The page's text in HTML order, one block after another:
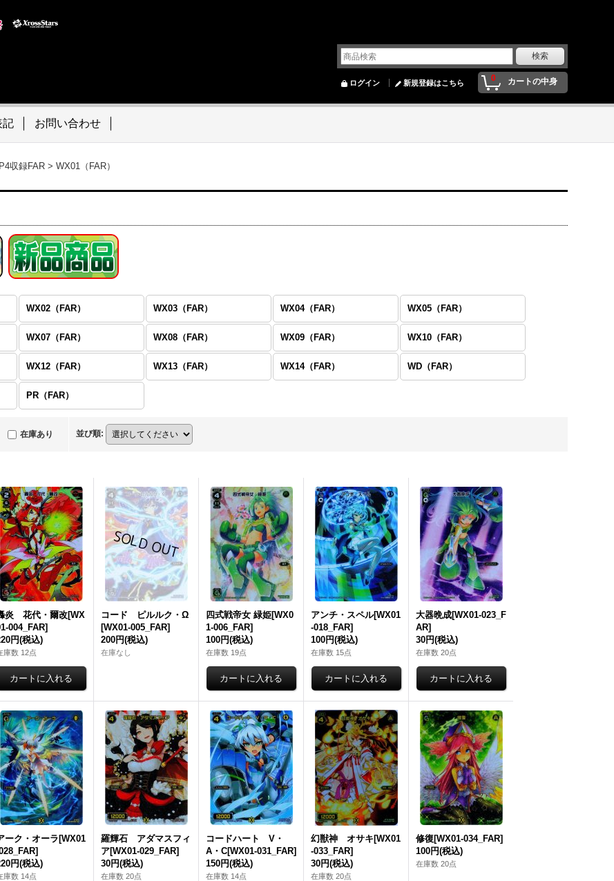
0 カートの中身
ログイン 新規登録はこちら
記 お問い合わせ
収録FAR > WX01（FAR）
WX02（FAR） WX03（FAR） WX04（FAR） WX05（FAR）
WX07（FAR） WX08（FAR） WX09（FAR） WX10（FAR）
WX12（FAR） WX13（FAR） WX14（FAR） WD（FAR）
PR（FAR）
在庫あり 並び順:
炎 花代・爾改[WX
004_FAR]
円(税込)
庫数 12点
コード ピルルク・Ω
[WX01-005_FAR]
200円(税込)
在庫なし
四式戦帝女 緑姫[WX0
1-006_FAR]
100円(税込)
在庫数 19点
アンチ・スペル[WX01
-018_FAR]
100円(税込)
在庫数 15点
大器晩成[WX01-023_F
AR]
30円(税込)
在庫数 20点
ーク・オーラ[WX01
円(税込)
庫数 14点
羅輝石 アダマスフィ
ア[WX01-029_FAR]
30円(税込)
在庫数 20点
コードハート V・
A・C[WX01-031_FAR]
150円(税込)
在庫数 14点
幻獣神 オサキ[WX01
-033_FAR]
30円(税込)
在庫数 20点
修復[WX01-034_FAR]
100円(税込)
在庫数 20点